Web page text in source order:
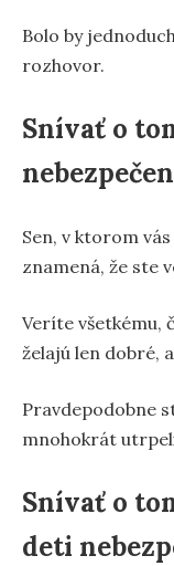
Bolo by
rozhovor.
Snívať o
Sen, v ktorom
znamená, že ste
Veríte všetkému,
želajú len dobré,
Pravdepodobne
mnohokrát
Snívať o
deti